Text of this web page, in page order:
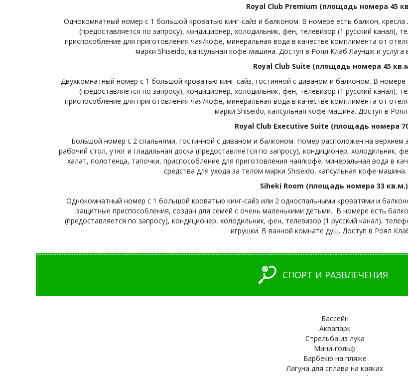
Royal Club Premium (площадь номера 45
Однокомнатный номер с 1 большой кроватью кинг-сайз и балконом. В номере есть балкон,
(предоставляется по запросу), кондиционер, холодильник, фен, телевизор (1 русский канал),
приспособление для приготовления чая/кофе, минеральная вода в качестве комплимента от
марки Shiseido, капсульная кофе-машина. Доступ в Роял Клаб Лаундж и услуга
Royal Club Suite (площадь номера 45
Двухкомнатный номер с 1 большой кроватью кинг-сайз, гостинной с диваном и балконом. В
(предоставляется по запросу), кондиционер, холодильник, фен, телевизор (1 русский канал),
приспособление для приготовления чая/кофе, минеральная вода в качестве комплимента от
марки Shiseido, капсульная кофе-машина. Доступ в
Royal Club Executive Suite (площадь номера
Большой номер с 2 спальнями, гостинной с диваном и балконом. Номер расположен на
рабочий стол, утюг и гладильная доска (предоставляется по запросу), кондиционер, холодильник,
халат, полотенца, тапочки, приспособление для приготовления чая/кофе, минеральная вода в
средства для ухода за телом марки Shiseido, капсульная кофе-
Siheki Room (площадь номера 33
Однокомнатный номер с 1 большой кроватью кинг-сайз или 2 односпальными кроватями и
защитные приспособления, создан для семей с очень маленькими детьми. В номере есть
(предоставляется по запросу), кондиционер, холодильник, фен, телевизор (1 русский канал),
игрушки. В ванной комнате душ. Доступ в Роял
СПОРТ И РАЗВЛЕЧЕНИЯ
Бассейн
Аквапарк
Стрельба из лука
Мини-гольф
Барбекю на пляже
Лагуна для сплава на каяках